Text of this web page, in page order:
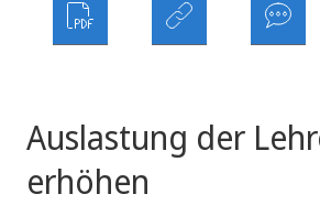
Auslastung der
erhöhen